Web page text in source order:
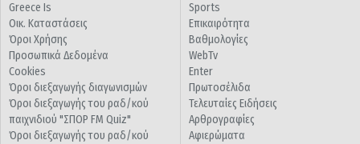
Greece Is
Οικ. Καταστάσεις
Όροι Χρήσης
Προσωπικά Δεδομένα
Cookies
Όροι διεξαγωγής διαγωνισμών
Όροι διεξαγωγής του ραδ/κού
παιχνιδιού "ΣΠΟΡ FM Quiz"
Όροι διεξαγωγής του ραδ/κού
Sports
Επικαιρότητα
Βαθμολογίες
WebTv
Enter
Πρωτοσέλιδα
Τελευταίες Ειδήσεις
Αρθρογραφίες
Αφιερώματα